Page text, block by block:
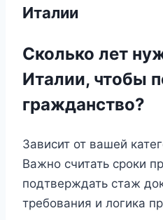
Италии
Сколько лет
Италии, чтобы
гражданство?
Зависит от вашей
Важно считать сроки
подтверждать стаж
требования и логика